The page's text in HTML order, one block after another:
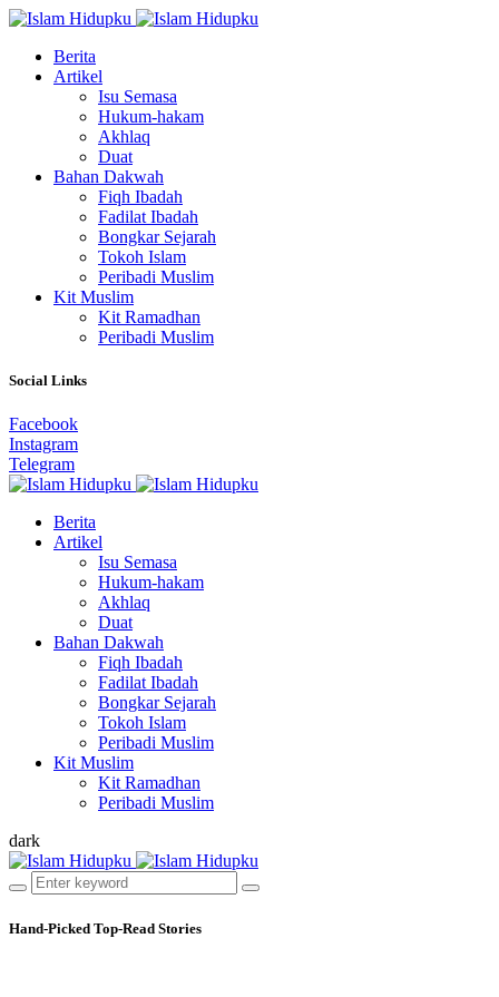
Berita
Artikel
Isu Semasa
Hukum-hakam
Akhlaq
Duat
Bahan Dakwah
Fiqh Ibadah
Fadilat Ibadah
Bongkar Sejarah
Tokoh Islam
Peribadi Muslim
Kit Muslim
Kit Ramadhan
Peribadi Muslim
Social Links
Facebook
Instagram
Telegram
Berita
Artikel
Isu Semasa
Hukum-hakam
Akhlaq
Duat
Bahan Dakwah
Fiqh Ibadah
Fadilat Ibadah
Bongkar Sejarah
Tokoh Islam
Peribadi Muslim
Kit Muslim
Kit Ramadhan
Peribadi Muslim
dark
Hand-Picked Top-Read Stories